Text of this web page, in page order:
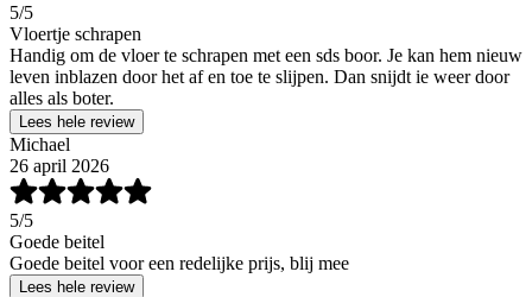
5/5
Vloertje schrapen
Handig om de vloer te schrapen met een sds boor. Je kan hem nieuw
leven inblazen door het af en toe te slijpen. Dan snijdt ie weer door
alles als boter.
Lees hele review
Michael
26 april 2026
5/5
Goede beitel
Goede beitel voor een redelijke prijs, blij mee
Lees hele review